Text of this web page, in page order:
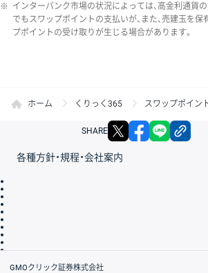
※ インターバンク市場の状況によっては、高金利通貨
でもスワップポイントの支払いが、また、売建玉を
プポイントの受け取りが生じる場合があります。
ホーム くりっく365 スワップポイン
SHARE X facebook
各種方針・規程・会社案内
会社案内
GMOクリック証券株式会社